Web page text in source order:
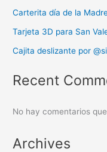
Carterita día de la
Tarjeta 3D para San
Cajita deslizante por
Recent
No hay comentarios
Archives